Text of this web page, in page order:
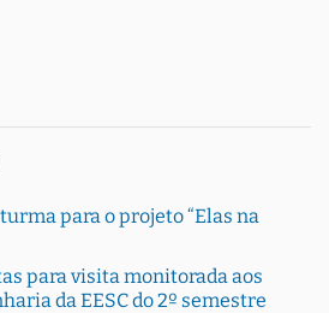
para o projeto “Elas na
para visita monitorada aos
da EESC do 2º semestre